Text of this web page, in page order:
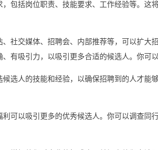
包括岗位职责、技能要求、工作经验等。这
社交媒体、招聘会、内部推荐等，可以扩大
有吸引力，以吸引更多合适的候选人。你可
选人的技能和经验，以确保招聘到的人才能
可以吸引更多的优秀候选人。你可以调查同